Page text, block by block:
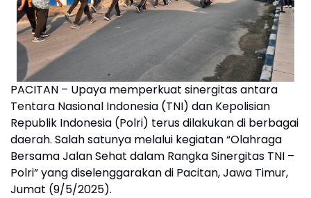
PACITAN – Upaya memperkuat sinergitas antara
Tentara Nasional Indonesia (TNI) dan Kepolisian
Republik Indonesia (Polri) terus dilakukan di berbagai
daerah. Salah satunya melalui kegiatan “Olahraga
Bersama Jalan Sehat dalam Rangka Sinergitas TNI –
Polri” yang diselenggarakan di Pacitan, Jawa Timur,
Jumat (9/5/2025).